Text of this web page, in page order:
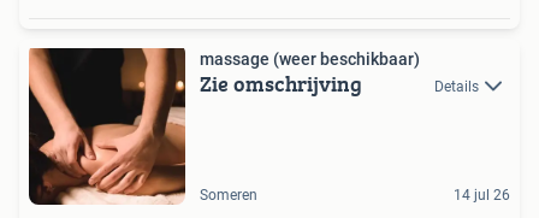
massage (weer beschikbaar)
Zie omschrijving Details
Someren 14 jul 26